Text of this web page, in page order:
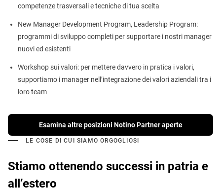
competenze trasversali e tecniche di tua scelta
New Manager Development Program, Leadership Program:
programmi di sviluppo completi per supportare i nostri manager
nuovi ed esistenti
Workshop sui valori: per mettere davvero in pratica i valori,
supportiamo i manager nell’integrazione dei valori aziendali tra i
loro team
Esamina altre posizioni Notino Partner aperte
LE COSE DI CUI SIAMO ORGOGLIOSI
Stiamo ottenendo successi in patria e
all’estero